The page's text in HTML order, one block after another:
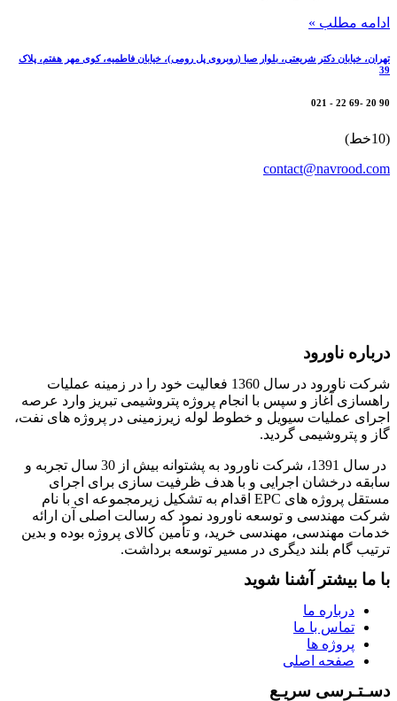
ادامه مطلب »
تهران، خیابان دکتر شریعتی، بلوار صبا (روبروی پل رومی)، خیابان فاطمیه، کوی مهر هفتم، پلاک
39
90 20 -69 22 - 021
(10خط)
contact@navrood.com
درباره ناورود
شرکت ناورود در سال 1360 فعالیت خود را در زمینه عملیات
راهسازی آغاز و سپس با انجام پروژه پتروشیمی تبریز وارد عرصه
اجرای عملیات سیویل و خطوط لوله زیرزمینی در پروژه های نفت،
گاز و پتروشیمی گردید.
در سال 1391، شرکت ناورود به پشتوانه بیش از 30 سال تجربه و
سابقه درخشان اجرایی و با هدف ظرفیت سازی برای اجرای
مستقل پروژه های EPC اقدام به تشکیل زیرمجموعه ای با نام
شرکت مهندسی و توسعه ناورود نمود که رسالت اصلی آن ارائه
خدمات مهندسی، مهندسی خرید، و تأمین کالای پروژه بوده و بدین
ترتیب گام بلند دیگری در مسیر توسعه برداشت.
با ما بیشتر آشنا شوید
درباره ما
تماس با ما
پروژه ها
صفحه اصلی
دسـتـرسی سریـع